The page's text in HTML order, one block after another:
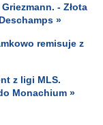
- Złota
»
remisuje z
z ligi MLS.
Monachium »